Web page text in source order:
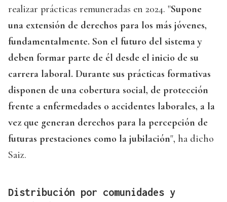
realizar prácticas remuneradas en 2024. "Supone
una extensión de derechos para los más jóvenes,
fundamentalmente. Son el futuro del sistema y
deben formar parte de él desde el inicio de su
carrera laboral. Durante sus prácticas formativas
disponen de una cobertura social, de protección
frente a enfermedades o accidentes laborales, a la
vez que generan derechos para la percepción de
futuras prestaciones como la jubilación", ha dicho
Saiz.
Distribución por comunidades y